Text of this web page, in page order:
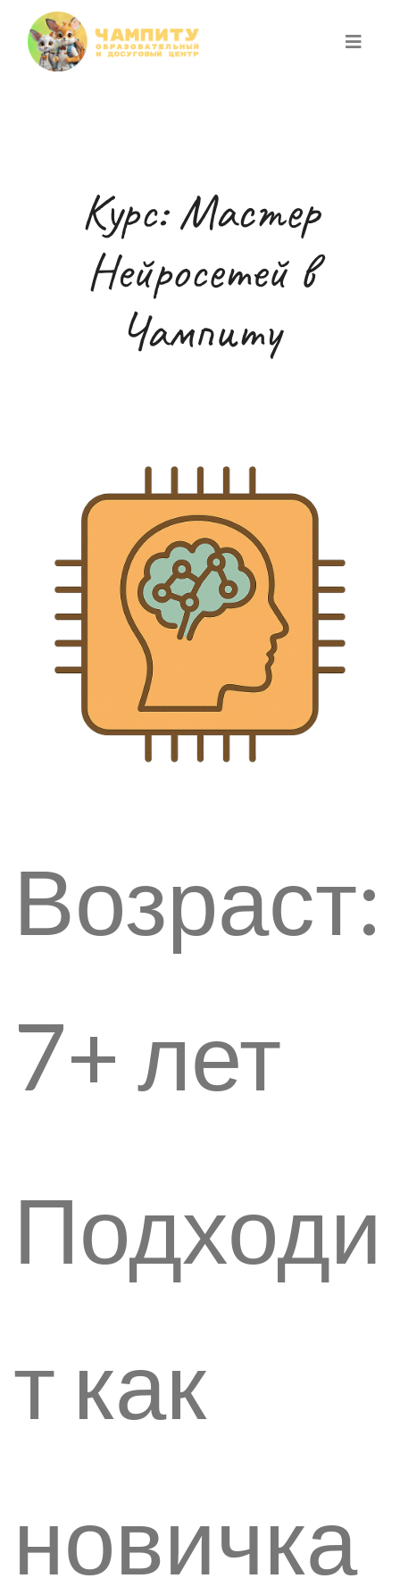
Курс: Мастер
Нейросетей в
Чампиту
Возраст:
7+ лет
Подходи
т как
новичка